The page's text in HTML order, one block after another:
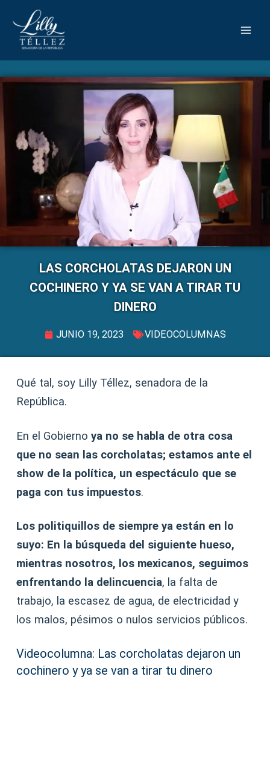
LAS CORCHOLATAS DEJARON UN
COCHINERO Y YA SE VAN A TIRAR TU
DINERO
JUNIO 19, 2023 VIDEOCOLUMNAS
Qué tal, soy Lilly Téllez, senadora de la
República.
En el Gobiernoya no se habla de otra cosa
que no sean las corcholatas; estamos ante el
show de la política, un espectáculo que se
paga con tus impuestos.
Los politiquillos de siempre ya están en lo
suyo: En la búsqueda del siguiente hueso,
mientras nosotros, los mexicanos, seguimos
enfrentando la delincuencia, la falta de
trabajo, la escasez de agua, de electricidad y
los malos, pésimos o nulos servicios públicos.
Videocolumna: Las corcholatas dejaron un
cochinero y ya se van a tirar tu dinero